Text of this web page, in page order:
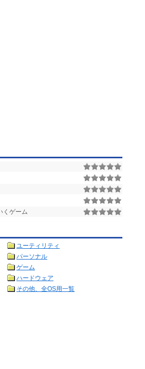
くゲーム
ユーティリティ
パーソナル
ゲーム
ハードウェア
その他、全OS用一覧